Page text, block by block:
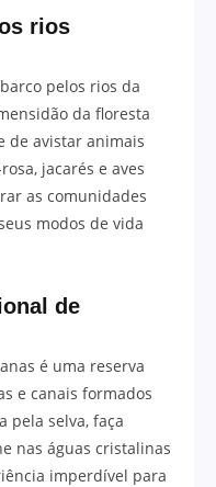
rios
pelos rios da
da floresta
de avistar animais
jacarés e aves
as comunidades
modos de vida
de
é uma reserva
e canais formados
pela selva, faça
nas águas cristalinas
imperdível para